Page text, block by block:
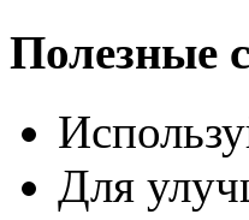
Полезные
Для